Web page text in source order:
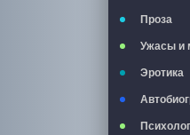
Проза
Ужасы и
Эротика